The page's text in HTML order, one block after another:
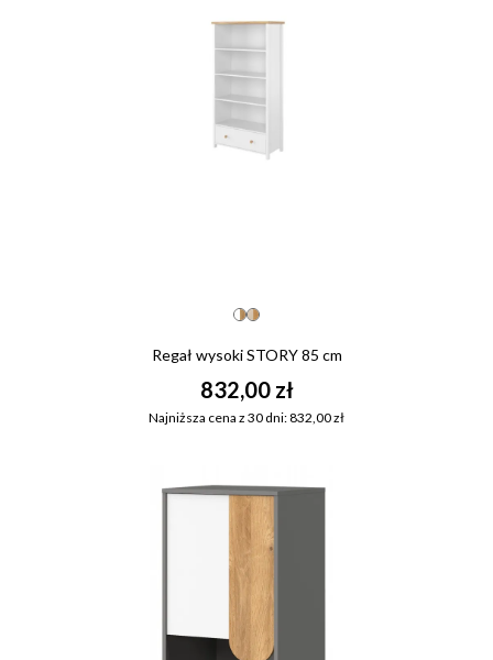
Regał wysoki STORY 85 cm
832,00 zł
Najniższa cena z 30 dni: 832,00 zł